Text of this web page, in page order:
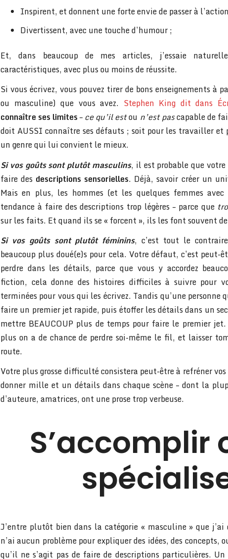
Inspirent, et donnent une forte envie de passer à
Divertissent, avec une touche d’humour ;
Et, dans beaucoup de mes articles, j’essaie
caractéristiques, avec plus ou moins de réussite.
Si vous écrivez, vous pouvez tirer de bons enseignements à
ou masculine) que vous avez. Stephen King dit dans
connaître ses limites–ce qu’il estou n’est pascapable de
doit AUSSI connaître ses défauts ; soit pour les travailler et
un genre qui lui convient le mieux.
Si vos goûts sont plutôt masculins, il est probable que
faire des descriptions sensorielles. Déjà, savoir créer un
Mais en plus, les hommes (et les quelques femmes
tendance à faire des descriptions trop légères – parce que
sur les faits. Et quand ils se « forcent », ils les font souvent
Si vos goûts sont plutôt féminins, c’est tout le
beaucoup plus doué(e)s pour cela. Votre défaut, c’est peut-
perdre dans les détails, parce que vous y accordez
fiction, cela donne des histoires difficiles à suivre pour
terminées pour vous qui les écrivez. Tandis qu’une personne
faire un premier jet rapide, puis étoffer les détails dans un
mettre BEAUCOUP plus de temps pour faire le premier
plus on a de chance de perdre soi-même le fil, et laisser
route.
Votre plus grosse difficulté consistera peut-être à refréner vos
donner mille et un détails dans chaque scène – dont la
d’auteure, amatrices, ont une prose trop verbeuse.
S’accomplir
J’entre plutôt bien dans la catégorie « masculine » que j’ai
n’ai aucun problème pour expliquer des idées, des
qu’il ne s’agit pas de faire de descriptions particulières.